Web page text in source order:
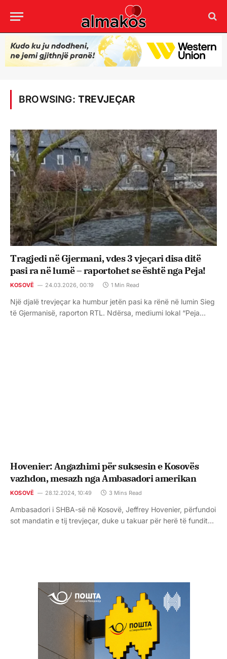
BROWSING: TREVJEÇAR
Tragjedi në Gjermani, vdes 3 vjeçari disa ditë
pasi ra në lumë – raportohet se është nga Peja!
KOSOVË 24.03.2026, 00:19 1 Min Read
Një djalë trevjeçar ka humbur jetën pasi ka rënë në lumin Sieg
të Gjermanisë, raporton RTL. Ndërsa, mediumi lokal “Peja…
Hovenier: Angazhimi për suksesin e Kosovës
vazhdon, mesazh nga Ambasadori amerikan
KOSOVË 28.12.2024, 10:49 3 Mins Read
Ambasadori i SHBA-së në Kosovë, Jeffrey Hovenier, përfundoi
sot mandatin e tij trevjeçar, duke u takuar për herë të fundit…